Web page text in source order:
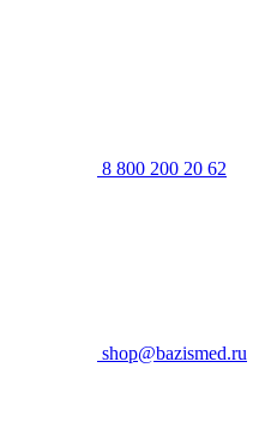
8 800 200 20 62
shop@bazismed.ru